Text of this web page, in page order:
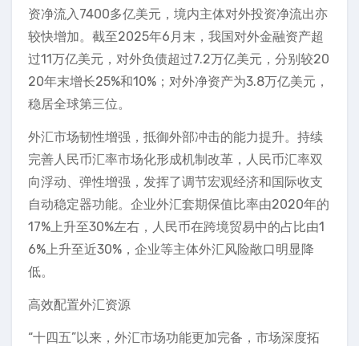
资净流入7400多亿美元，境内主体对外投资净流出亦
较快增加。截至2025年6月末，我国对外金融资产超
过11万亿美元，对外负债超过7.2万亿美元，分别较20
20年末增长25%和10%；对外净资产为3.8万亿美元，
稳居全球第三位。
外汇市场韧性增强，抵御外部冲击的能力提升。持续
完善人民币汇率市场化形成机制改革，人民币汇率双
向浮动、弹性增强，发挥了调节宏观经济和国际收支
自动稳定器功能。企业外汇套期保值比率由2020年的
17%上升至30%左右，人民币在跨境贸易中的占比由1
6%上升至近30%，企业等主体外汇风险敞口明显降
低。
高效配置外汇资源
“十四五”以来，外汇市场功能更加完备，市场深度拓